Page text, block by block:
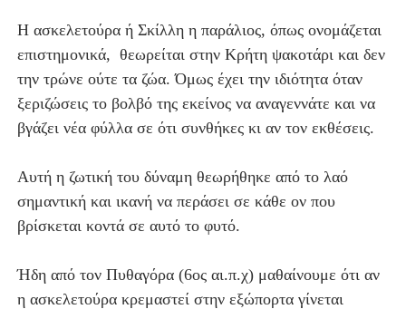
Η ασκελετούρα ή Σκίλλη η παράλιος, όπως ονομάζεται
επιστημονικά, θεωρείται στην Κρήτη ψακοτάρι και δεν
την τρώνε ούτε τα ζώα. Όμως έχει την ιδιότητα όταν
ξεριζώσεις το βολβό της εκείνος να αναγεννάτε και να
βγάζει νέα φύλλα σε ότι συνθήκες κι αν τον εκθέσεις.
Αυτή η ζωτική του δύναμη θεωρήθηκε από το λαό
σημαντική και ικανή να περάσει σε κάθε ον που
βρίσκεται κοντά σε αυτό το φυτό.
Ήδη από τον Πυθαγόρα (6ος αι.π.χ) μαθαίνουμε ότι αν
η ασκελετούρα κρεμαστεί στην εξώπορτα γίνεται